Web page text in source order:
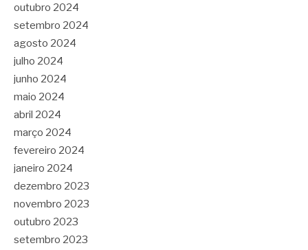
outubro 2024
setembro 2024
agosto 2024
julho 2024
junho 2024
maio 2024
abril 2024
março 2024
fevereiro 2024
janeiro 2024
dezembro 2023
novembro 2023
outubro 2023
setembro 2023